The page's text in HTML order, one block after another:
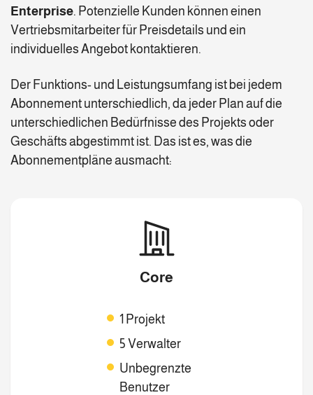
Enterprise. Potenzielle Kunden können einen
Vertriebsmitarbeiter für Preisdetails und ein
individuelles Angebot kontaktieren.
Der Funktions- und Leistungsumfang ist bei jedem
Abonnement unterschiedlich, da jeder Plan auf die
unterschiedlichen Bedürfnisse des Projekts oder
Geschäfts abgestimmt ist. Das ist es, was die
Abonnementpläne ausmacht:
Core
1 Projekt
5 Verwalter
Unbegrenzte
Benutzer